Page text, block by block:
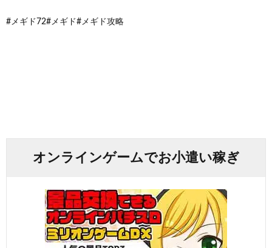
#メギド72#メギド#メギド攻略
オンラインゲームでお小遣い稼ぎ